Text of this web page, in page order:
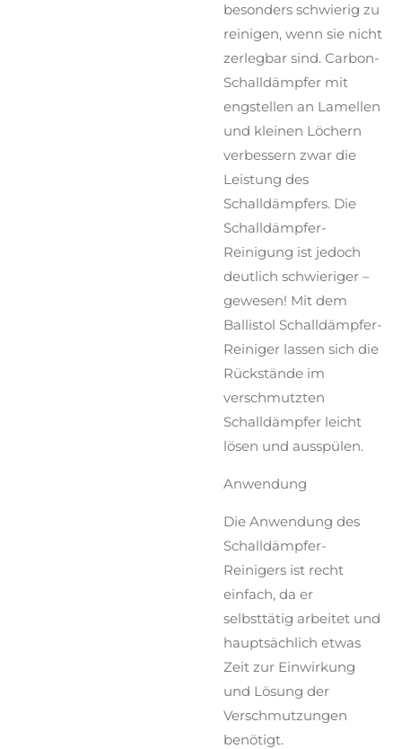
besonders schwierig zu
reinigen, wenn sie nicht
zerlegbar sind. Carbon-
Schalldämpfer mit
engstellen an Lamellen
und kleinen Löchern
verbessern zwar die
Leistung des
Schalldämpfers. Die
Schalldämpfer-
Reinigung ist jedoch
deutlich schwieriger –
gewesen! Mit dem
Ballistol Schalldämpfer-
Reiniger lassen sich die
Rückstände im
verschmutzten
Schalldämpfer leicht
lösen und ausspülen.
Anwendung
Die Anwendung des
Schalldämpfer-
Reinigers ist recht
einfach, da er
selbsttätig arbeitet und
hauptsächlich etwas
Zeit zur Einwirkung
und Lösung der
Verschmutzungen
benötigt.